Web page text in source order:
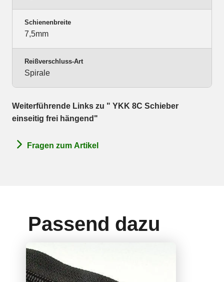
Schienenbreite
7,5mm
Reißverschluss-Art
Spirale
Weiterführende Links zu " YKK 8C Schieber
einseitig frei hängend"
Fragen zum Artikel
Passend dazu